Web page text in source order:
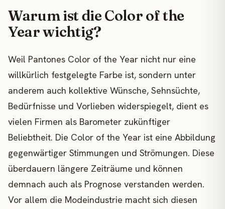
Warum ist die Color of the
Year wichtig?
Weil Pantones Color of the Year nicht nur eine
willkürlich festgelegte Farbe ist, sondern unter
anderem auch kollektive Wünsche, Sehnsüchte,
Bedürfnisse und Vorlieben widerspiegelt, dient es
vielen Firmen als Barometer zukünftiger
Beliebtheit. Die Color of the Year ist eine Abbildung
gegenwärtiger Stimmungen und Strömungen. Diese
überdauern längere Zeiträume und können
demnach auch als Prognose verstanden werden.
Vor allem die Modeindustrie macht sich diesen